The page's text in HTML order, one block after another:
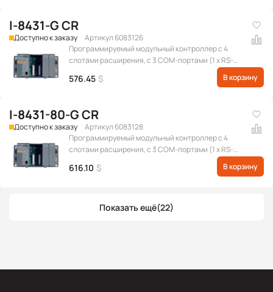
I-8431-G CR
Доступно к заказу
Артикул 6083126
Программируемый модульный контроллер с 4
слотами расширения, с 3 COM-портами (1 x RS-
232 для обновления прошивки, 1 x RS-232/RS-485, 1
x RS-232) и портом Ethernet, серого цвета
576.45 $ В корзину
I-8431-80-G CR
Доступно к заказу
Артикул 6083128
Программируемый модульный контроллер с 4
слотами расширения, с 3 COM-портами (1 x RS-
232 для обновления прошивки, 1 x RS-232/RS-485, 1
x RS-232) и портом Ethernet, с частотой
616.10 $ В корзину
Показать ещё(22)